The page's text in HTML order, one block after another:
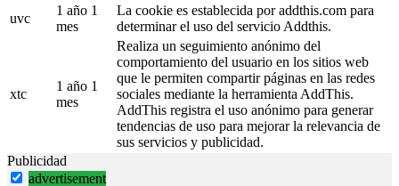
uvc
1 año 1
mes
La cookie es establecida por addthis.com para
determinar el uso del servicio Addthis.
xtc
1 año 1
mes
Realiza un seguimiento anónimo del
comportamiento del usuario en los sitios web
que le permiten compartir páginas en las redes
sociales mediante la herramienta AddThis.
AddThis registra el uso anónimo para generar
tendencias de uso para mejorar la relevancia de
sus servicios y publicidad.
Publicidad
advertisement